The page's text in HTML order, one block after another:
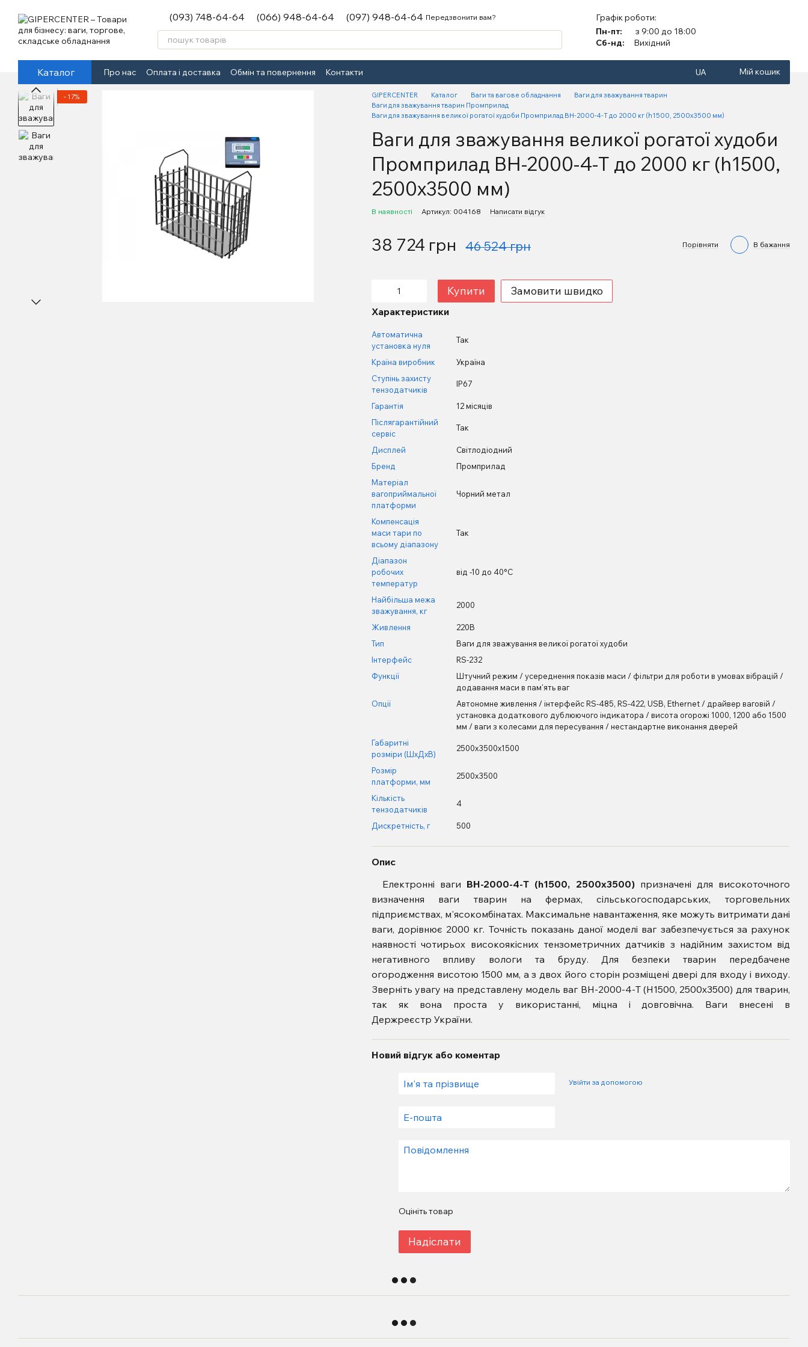
(093) 748-64-64 (066) 948-64-64 (097) 948-64-64 Передзвонити вам?
Графік роботи:
Пн-пт:
з 9:00 до 18:00
Сб-нд:
Вихідний
Каталог Про нас Оплата і доставка Обмін та повернення Контакти UA Мій кошик
−17% GIPERCENTER Каталог Ваги та вагове обладнання
Ваги для зважування тварин
Ваги для зважування тварин Промприлад
Ваги для зважування великої рогатої худоби Промприлад ВН-2000-4-Т до 2000 кг (h1500, 2500х3500 мм)
Ваги для зважування великої рогатої худоби
Промприлад ВН-2000-4-Т до 2000 кг (h1500,
2500х3500 мм)
В наявності Артикул: 004168 Написати відгук
38 724 грн 46 524 грн Порівняти В бажання
Купити Замовити швидко
Характеристики
Автоматична
установка нуля
Так
Країна виробник
Україна
Ступінь захисту
тензодатчиків
IP67
Гарантія
12 місяців
Післягарантійний
сервіс
Так
Дисплей
Світлодіодний
Бренд
Промприлад
Матеріал
вагоприймальної
платформи
Чорний метал
Компенсація
маси тари по
всьому діапазону
Так
Діапазон
робочих
температур
від -10 до 40°С
Найбільша межа
зважування, кг
2000
Живлення
220В
Тип
Ваги для зважування великої рогатої худоби
Інтерфейс
RS-232
Функції
Штучний режим / усереднення показів маси / фільтри для роботи в умовах вібрацій /
додавання маси в пам'ять ваг
Опції
Автономне живлення / інтерфейс RS-485, RS-422, USB, Ethernet / драйвер ваговій /
установка додаткового дублюючого індикатора / висота огорожі 1000, 1200 або 1500
мм / ваги з колесами для пересування / нестандартне виконання дверей
Габаритні
розміри (ШхДхВ)
2500х3500х1500
Розмір
платформи, мм
2500х3500
Кількість
тензодатчиків
4
Дискретність, г 500
Опис
Електронні ваги ВН-2000-4-Т (h1500, 2500x3500)призначені для високоточного
визначення ваги тварин на фермах, сільськогосподарських, торговельних
підприємствах, м'ясокомбінатах. Максимальне навантаження, яке можуть витримати дані
ваги, дорівнює 2000 кг. Точність показань даної моделі ваг забезпечується за рахунок
наявності чотирьох високоякісних тензометричних датчиків з надійним захистом від
негативного впливу вологи та бруду. Для безпеки тварин передбачене
огородження висотою 1500 мм, а з двох його сторін розміщені двері для входу і виходу.
Зверніть увагу на представлену модель ваг ВН-2000-4-Т (Н1500, 2500x3500) для тварин,
так як вона проста у використанні, міцна і довговічна. Ваги внесені в
Держреєстр України.
Новий відгук або коментар
Увійти за допомогою
Оцініть товар
Надіслати